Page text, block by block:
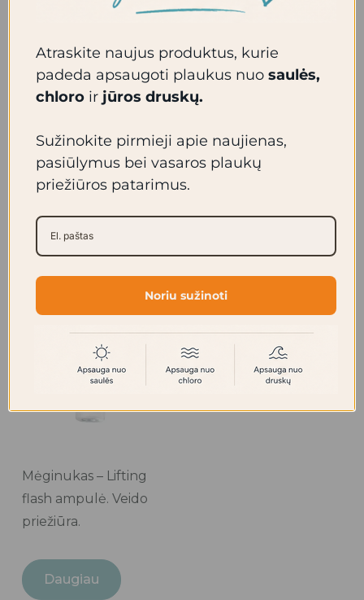
garbanotiems
plaukams.
Daugiau
Ypatingai švelnus
vaikiškas šampūnas.
Daugiau
Mėginukas – Lifting
flash ampulė. Veido
priežiūra.
Daugiau
Atraskite naujus produktus, kurie
padeda apsaugoti plaukus nuo saulės,
chloro ir jūros druskų.
Sužinokite pirmieji apie naujienas,
pasiūlymus bei vasaros plaukų
priežiūros patarimus.
Noriu sužinoti